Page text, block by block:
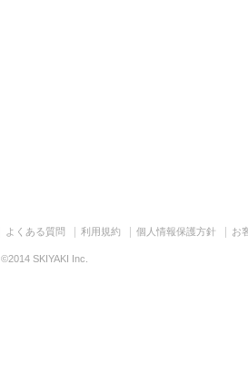
よくある質問 利用規約 個人情報保護方針 お
©2014 SKIYAKI Inc.